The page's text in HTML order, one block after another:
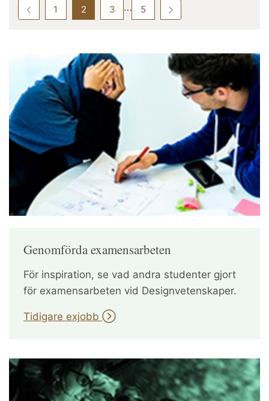
1 2 3 … 5
Genomförda examensarbeten
För inspiration, se vad andra studenter gjort
för examensarbeten vid Designvetenskaper.
Tidigare exjobb